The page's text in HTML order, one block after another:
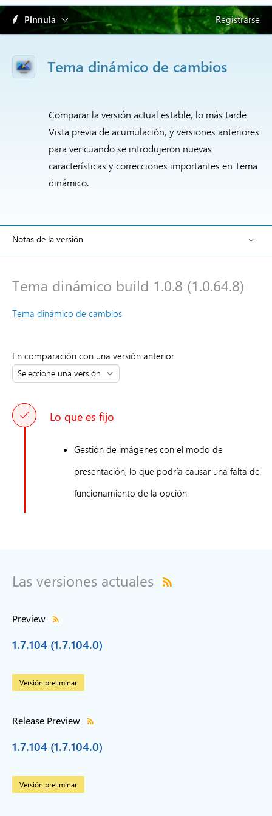
Pinnula Registrarse
Tema dinámico de cambios
Comparar la versión actual estable, lo más tarde
Vista previa de acumulación, y versiones anteriores
para ver cuando se introdujeron nuevas
características y correcciones importantes en Tema
dinámico.
Notas de la versión
Tema dinámico build 1.0.8 (1.0.64.8)
Tema dinámico de cambios
En comparación con una versión anterior
Lo que es fijo
Gestión de imágenes con el modo de
presentación, lo que podría causar una falta de
funcionamiento de la opción
Las versiones actuales
Preview
1.7.104 (1.7.104.0)
Versión preliminar
Release Preview
1.7.104 (1.7.104.0)
Versión preliminar